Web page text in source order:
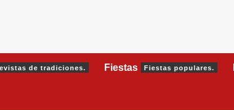
de tradiciones. Fiestas Fiestas populares.